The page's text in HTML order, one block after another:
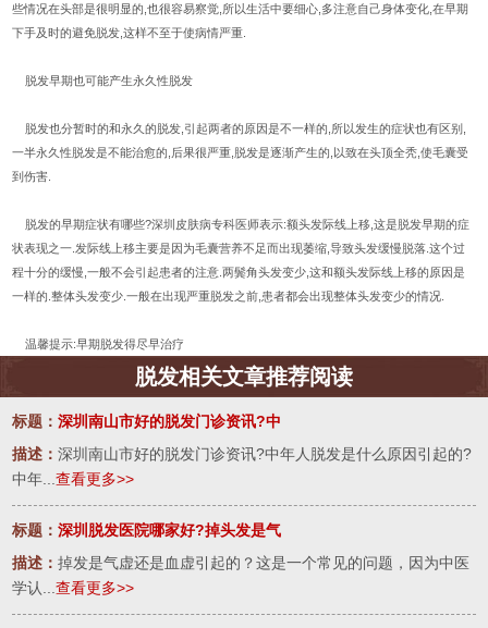
些情况在头部是很明显的,也很容易察觉,所以生活中要细心,多注意自己身体变化,在早期
下手及时的避免脱发,这样不至于使病情严重.
脱发早期也可能产生永久性脱发
脱发也分暂时的和永久的脱发,引起两者的原因是不一样的,所以发生的症状也有区别,
一半永久性脱发是不能治愈的,后果很严重,脱发是逐渐产生的,以致在头顶全秃,使毛囊受
到伤害.
脱发的早期症状有哪些?深圳皮肤病专科医师表示:额头发际线上移,这是脱发早期的症
状表现之一.发际线上移主要是因为毛囊营养不足而出现萎缩,导致头发缓慢脱落.这个过
程十分的缓慢,一般不会引起患者的注意.两鬓角头发变少,这和额头发际线上移的原因是
一样的.整体头发变少.一般在出现严重脱发之前,患者都会出现整体头发变少的情况.
温馨提示:早期脱发得尽早治疗
脱发相关文章推荐阅读
标题：深圳南山市好的脱发门诊资讯?中
描述：深圳南山市好的脱发门诊资讯?中年人脱发是什么原因引起的?
中年...查看更多>>
标题：深圳脱发医院哪家好?掉头发是气
描述：掉发是气虚还是血虚引起的？这是一个常见的问题，因为中医
学认...查看更多>>